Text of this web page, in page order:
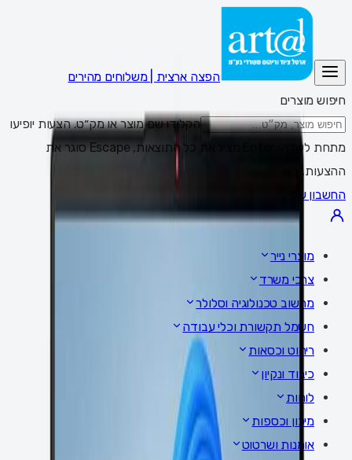
הפצה ארצית | משלוחים מהירים
חיפוש מוצרים
הקלידו שם מוצר או מק״ט. הצעות יופיעו
מתחת לשדה; Enter מציג את כל התוצאות, Escape סוגר את
ההצעות.
החשבון שלי
מוצרי נייר
צרכי משרד
מחשוב טכנולוגיה וסלולר
חשמל תקשורת וכלי עבודה
ריהוט וכסאות
כיבוד ונקיון
לוחות
מיכון וכספות
אומנות ושרטוט